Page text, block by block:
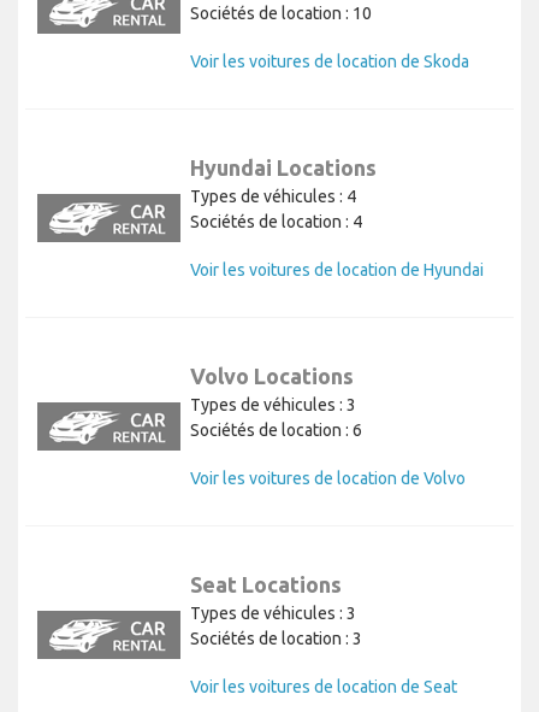
Sociétés de location : 10
Voir les voitures de location de Skoda
Hyundai Locations
Types de véhicules : 4
Sociétés de location : 4
Voir les voitures de location de Hyundai
Volvo Locations
Types de véhicules : 3
Sociétés de location : 6
Voir les voitures de location de Volvo
Seat Locations
Types de véhicules : 3
Sociétés de location : 3
Voir les voitures de location de Seat